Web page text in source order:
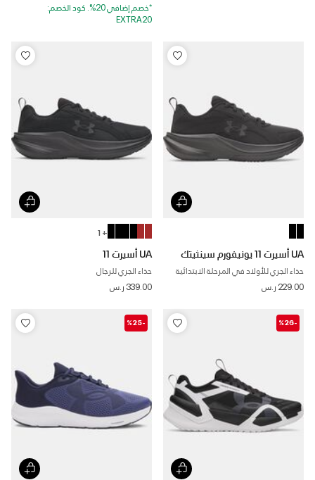
*خصم إضافي 20%. كود الخصم:
EXTRA20
UA أسيرت 11 يونيفورم سينثيتك
حذاء الجري للأولاد في المرحلة الابتدائية
229.00 ر.س
+ 1
UA أسيرت 11
حذاء الجري للرجال
339.00 ر.س
-%26
-%25